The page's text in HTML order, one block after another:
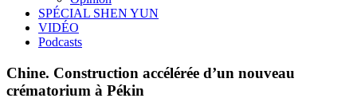
SPÉCIAL SHEN YUN
VIDÉO
Podcasts
Chine. Construction accélérée d’un nouveau
crématorium à Pékin